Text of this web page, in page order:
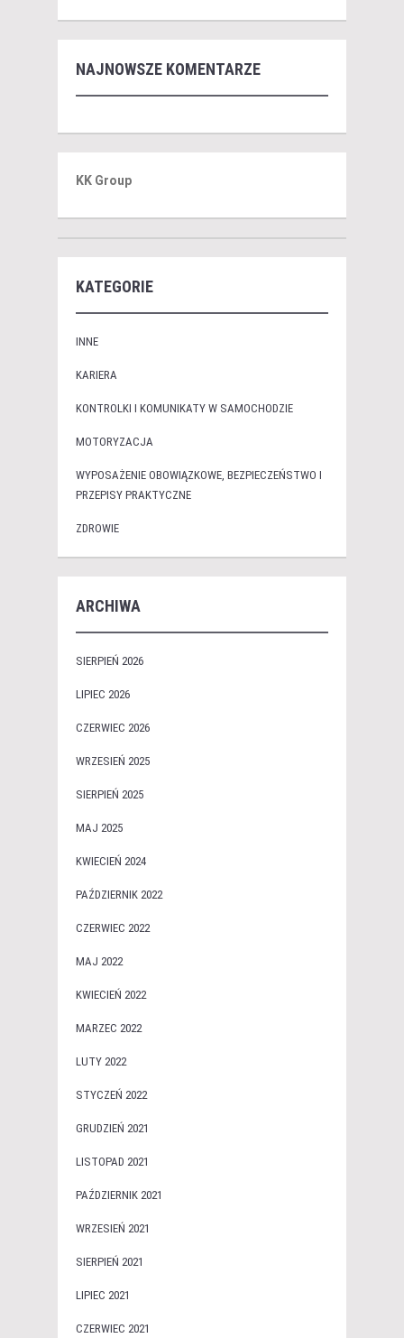
NAJNOWSZE KOMENTARZE
KK Group
KATEGORIE
INNE
KARIERA
KONTROLKI I KOMUNIKATY W SAMOCHODZIE
MOTORYZACJA
WYPOSAŻENIE OBOWIĄZKOWE, BEZPIECZEŃSTWO I
PRZEPISY PRAKTYCZNE
ZDROWIE
ARCHIWA
SIERPIEŃ 2026
LIPIEC 2026
CZERWIEC 2026
WRZESIEŃ 2025
SIERPIEŃ 2025
MAJ 2025
KWIECIEŃ 2024
PAŹDZIERNIK 2022
CZERWIEC 2022
MAJ 2022
KWIECIEŃ 2022
MARZEC 2022
LUTY 2022
STYCZEŃ 2022
GRUDZIEŃ 2021
LISTOPAD 2021
PAŹDZIERNIK 2021
WRZESIEŃ 2021
SIERPIEŃ 2021
LIPIEC 2021
CZERWIEC 2021